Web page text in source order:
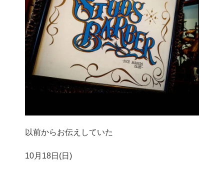
以前からお伝えしていた
10月18日(日)